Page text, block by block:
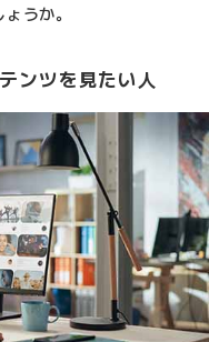
うか。
ンツを見たい人